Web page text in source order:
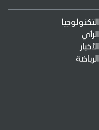
التكنولوجيا
الرأي
الأخبار
الرياضة